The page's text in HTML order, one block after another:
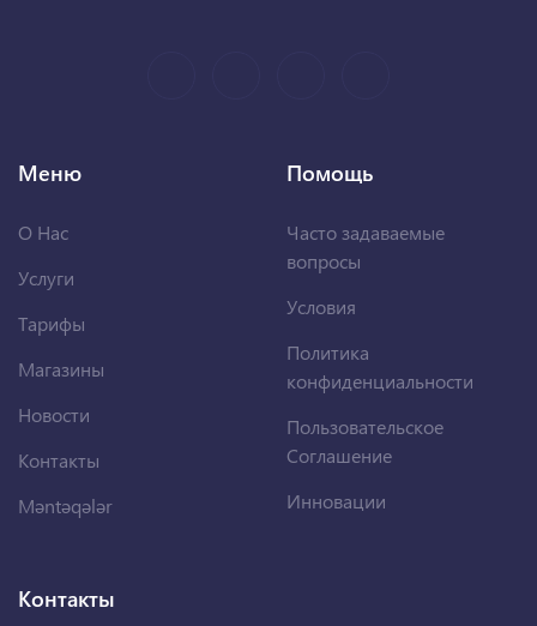
Меню
О Нас
Услуги
Тарифы
Магазины
Новости
Контакты
Məntəqələr
Помощь
Часто задаваемые
вопросы
Условия
Политика
конфиденциальности
Пользовательское
Соглашение
Инновации
Контакты